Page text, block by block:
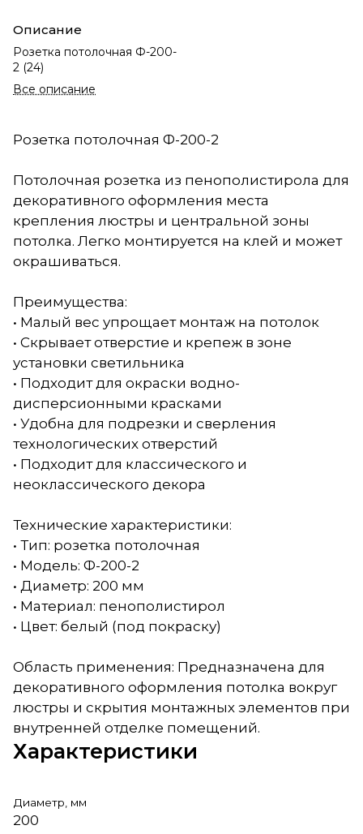
Описание
Розетка потолочная Ф-200-
2 (24)
Все описание
Розетка потолочная Ф-200-2
Потолочная розетка из пенополистирола для
декоративного оформления места
крепления люстры и центральной зоны
потолка. Легко монтируется на клей и может
окрашиваться.
Преимущества:
• Малый вес упрощает монтаж на потолок
• Скрывает отверстие и крепеж в зоне
установки светильника
• Подходит для окраски водно-
дисперсионными красками
• Удобна для подрезки и сверления
технологических отверстий
• Подходит для классического и
неоклассического декора
Технические характеристики:
• Тип: розетка потолочная
• Модель: Ф-200-2
• Диаметр: 200 мм
• Материал: пенополистирол
• Цвет: белый (под покраску)
Область применения: Предназначена для
декоративного оформления потолка вокруг
люстры и скрытия монтажных элементов при
внутренней отделке помещений.
Характеристики
Диаметр, мм
200